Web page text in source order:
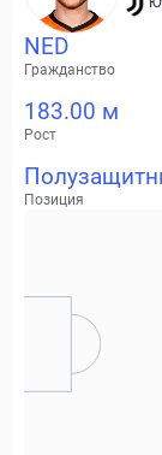
NED
Гражданство
183.00 м
Рост
Позиция